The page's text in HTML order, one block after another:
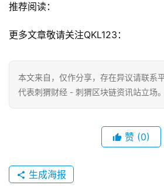
推荐阅读：
更多文章敬请关注QKL123：
本文来自 ，仅作分享，存在异议请联系
代表刺猬财经 - 刺猬区块链资讯站立场。
赞 (0)
生成海报